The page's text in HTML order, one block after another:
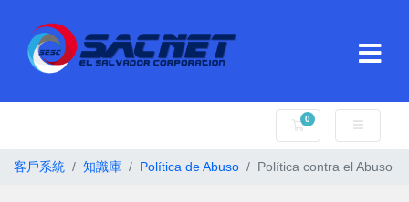
0
購物車
客戶系統 知識庫 Política de Abuso Política contra el Abuso